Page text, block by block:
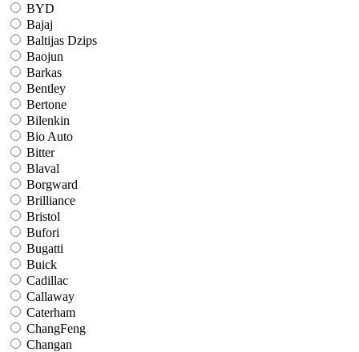
BYD
Bajaj
Baltijas Dzips
Baojun
Barkas
Bentley
Bertone
Bilenkin
Bio Auto
Bitter
Blaval
Borgward
Brilliance
Bristol
Bufori
Bugatti
Buick
Cadillac
Callaway
Caterham
ChangFeng
Changan